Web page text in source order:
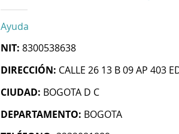
Ayuda
NIT: 8300538638
DIRECCIÓN: CALLE 26 13 B 09 AP 403
CIUDAD: BOGOTA D C
DEPARTAMENTO: BOGOTA